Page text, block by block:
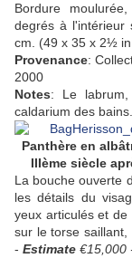
Bordure
degrés à
cm. (49 x 35 x 2½
Provenance:
2000
Notes: Le
caldarium des bains.
Panthère en
IIIème siècle
La bouche ouverte
les détails du
yeux articulés et
sur le torse
- Estimate €15,000